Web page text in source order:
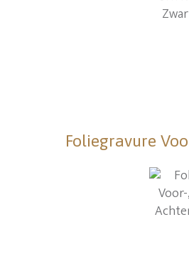
Foliegravure